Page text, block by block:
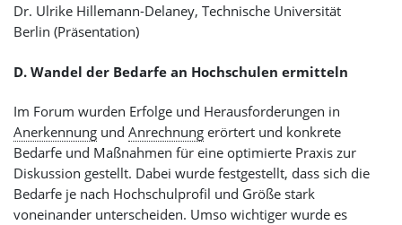
Dr. Ulrike Hillemann-Delaney, Technische Universität
Berlin (Präsentation)
D. Wandel der Bedarfe an Hochschulen ermitteln
Im Forum wurden Erfolge und Herausforderungen in
Anerkennung und Anrechnung erörtert und konkrete
Bedarfe und Maßnahmen für eine optimierte Praxis zur
Diskussion gestellt. Dabei wurde festgestellt, dass sich die
Bedarfe je nach Hochschulprofil und Größe stark
voneinander unterscheiden. Umso wichtiger wurde es